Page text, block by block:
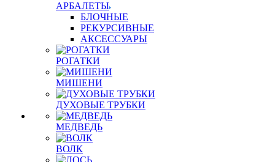
АРБАЛЕТЫ
БЛОЧНЫЕ
РЕКУРСИВНЫЕ
АКСЕССУАРЫ
РОГАТКИ
МИШЕНИ
ДУХОВЫЕ ТРУБКИ
МЕДВЕДЬ
ВОЛК